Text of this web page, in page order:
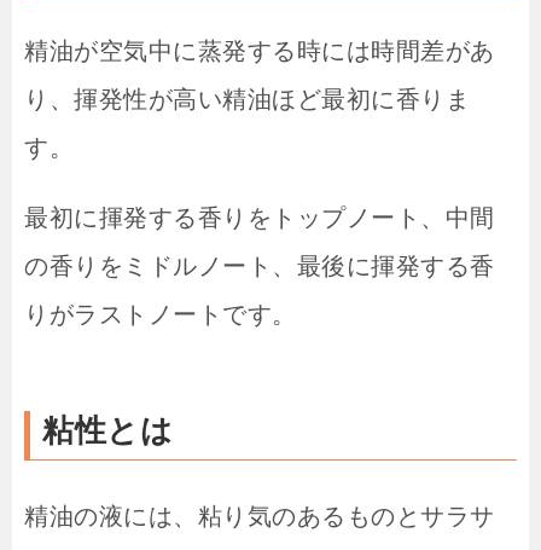
精油が空気中に蒸発する時には時間差があ
り、揮発性が高い精油ほど最初に香りま
す。
最初に揮発する香りをトップノート、中間
の香りをミドルノート、最後に揮発する香
りがラストノートです。
粘性とは
精油の液には、粘り気のあるものとサラサ